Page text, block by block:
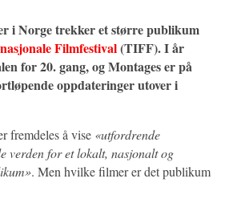
i Norge trekker et større publikum
Filmfestival(TIFF). I år
for 20. gang, og Montages er på
oppdateringer utover i
fremdeles å vise «utfordrende
verden for et lokalt, nasjonalt og
. Men hvilke filmer er det publikum